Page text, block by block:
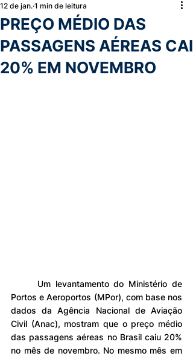
PREÇO MÉDIO DAS
PASSAGENS AÉREAS CAI
20% EM NOVEMBRO
12 de jan. 1 min de leitura
Portos e Aeroportos (MPor), com base nos
dados da Agência Nacional de Aviação
Civil (Anac), mostram que o preço médio
das passagens aéreas no Brasil caiu 20%
no mês de novembro. No mesmo mês em